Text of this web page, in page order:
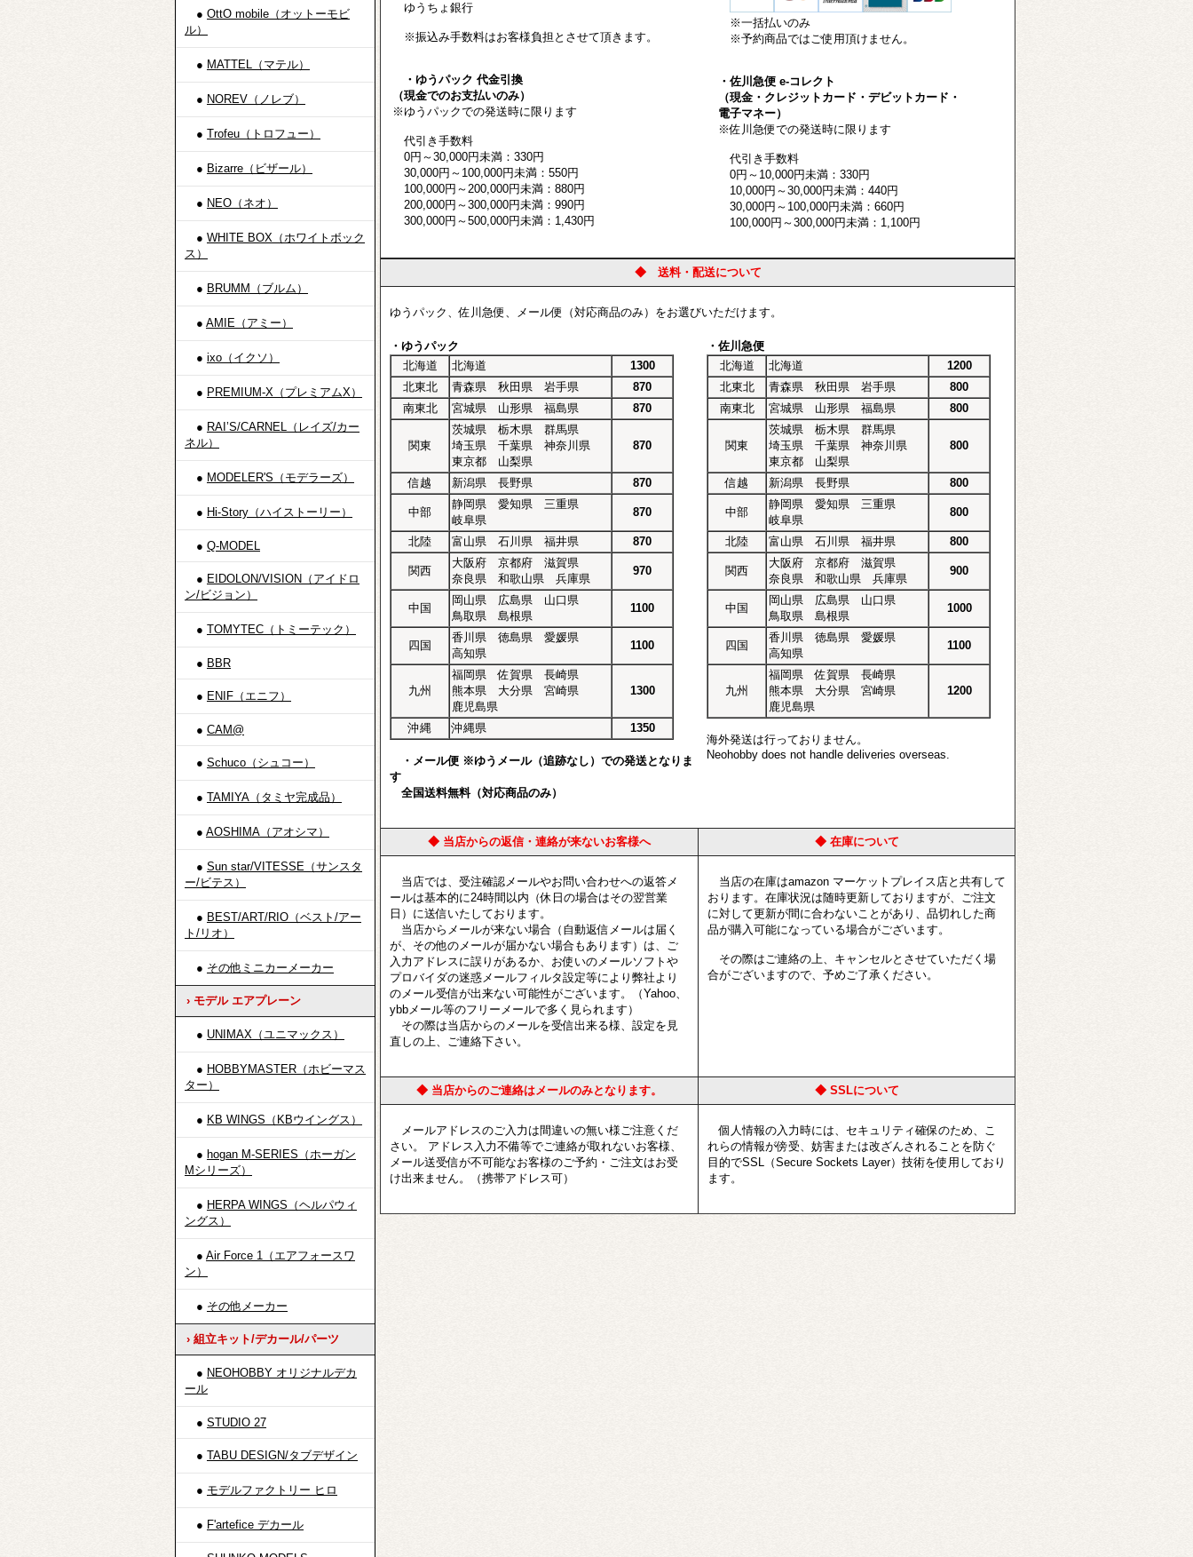
● OttO mobile（オットーモビ
ル）
● MATTEL（マテル）
● NOREV（ノレブ）
● Trofeu（トロフュー）
● Bizarre（ビザール）
● NEO（ネオ）
● WHITE BOX（ホワイトボック
ス）
● BRUMM（ブルム）
● AMIE（アミー）
● ixo（イクソ）
● PREMIUM-X（プレミアムX）
● RAI’S/CARNEL（レイズ/カー
ネル）
● MODELER'S（モデラーズ）
● Hi-Story（ハイストーリー）
● Q-MODEL
● EIDOLON/VISION（アイドロ
ン/ビジョン）
● TOMYTEC（トミーテック）
● BBR
● ENIF（エニフ）
● CAM@
● Schuco（シュコー）
● TAMIYA（タミヤ完成品）
● AOSHIMA（アオシマ）
● Sun star/VITESSE（サンスタ
ー/ビテス）
● BEST/ART/RIO（ベスト/アー
ト/リオ）
● その他ミニカーメーカー
› モデル エアプレーン
● UNIMAX（ユニマックス）
● HOBBYMASTER（ホビーマス
ター）
● KB WINGS（KBウイングス）
● hogan M-SERIES（ホーガン
Mシリーズ）
● HERPA WINGS（ヘルパウィ
ングス）
● Air Force 1（エアフォースワ
ン）
● その他メーカー
› 組立キット/デカール/パーツ
● NEOHOBBY オリジナルデカ
ール
● STUDIO 27
● TABU DESIGN/タブデザイン
● モデルファクトリー ヒロ
● F'artefice デカール
ゆうちょ銀行
※振込み手数料はお客様負担とさせて頂きます。
・ゆうパック 代金引換
（現金でのお支払いのみ）
※ゆうパックでの発送時に限ります
代引き手数料
0円～30,000円未満：330円
30,000円～100,000円未満：550円
100,000円～200,000円未満：880円
200,000円～300,000円未満：990円
300,000円～500,000円未満：1,430円
※一括払いのみ
※予約商品ではご使用頂けません。
・佐川急便 e-コレクト
（現金・クレジットカード・デビットカード・
電子マネー）
※佐川急便での発送時に限ります
代引き手数料
0円～10,000円未満：330円
10,000円～30,000円未満：440円
30,000円～100,000円未満：660円
100,000円～300,000円未満：1,100円
◆ 送料・配送について
ゆうパック、佐川急便、メール便（対応商品のみ）をお選びいただけます。
・ゆうパック
北海道
北海道
1300
北東北
青森県 秋田県 岩手県
870
南東北
宮城県 山形県 福島県 870
関東
茨城県 栃木県 群馬県
埼玉県 千葉県 神奈川県
東京都 山梨県
870
信越 新潟県 長野県 870
中部
静岡県 愛知県 三重県
岐阜県
870
北陸 富山県 石川県 福井県 870
関西
大阪府 京都府 滋賀県
奈良県 和歌山県 兵庫県
970
中国
岡山県 広島県 山口県
鳥取県 島根県
1100
四国
香川県 徳島県 愛媛県
高知県
1100
九州
福岡県 佐賀県 長崎県
熊本県 大分県 宮崎県
鹿児島県
1300
沖縄 沖縄県 1350
・メール便 ※ゆうメール（追跡なし）での発送となりま
す
全国送料無料（対応商品のみ）
・佐川急便
北海道
北海道
1200
北東北
青森県 秋田県 岩手県
800
南東北
宮城県 山形県 福島県 800
関東
茨城県 栃木県 群馬県
埼玉県 千葉県 神奈川県
東京都 山梨県
800
信越 新潟県 長野県 800
中部
静岡県 愛知県 三重県
岐阜県
800
北陸 富山県 石川県 福井県 800
関西
大阪府 京都府 滋賀県
奈良県 和歌山県 兵庫県
900
中国
岡山県 広島県 山口県
鳥取県 島根県
1000
四国
香川県 徳島県 愛媛県
高知県
1100
九州
福岡県 佐賀県 長崎県
熊本県 大分県 宮崎県
鹿児島県
1200
海外発送は行っておりません。
Neohobby does not handle deliveries overseas.
◆ 当店からの返信・連絡が来ないお客様へ ◆ 在庫について
当店では、受注確認メールやお問い合わせへの返答メ
ールは基本的に24時間以内（休日の場合はその翌営業
日）に送信いたしております。
当店からメールが来ない場合（自動返信メールは届く
が、その他のメールが届かない場合もあります）は、ご
入力アドレスに誤りがあるか、お使いのメールソフトや
プロバイダの迷惑メールフィルタ設定等により弊社より
のメール受信が出来ない可能性がございます。（Yahoo、
ybbメール等のフリーメールで多く見られます）
その際は当店からのメールを受信出来る様、設定を見
直しの上、ご連絡下さい。
当店の在庫はamazon マーケットプレイス店と共有して
おります。在庫状況は随時更新しておりますが、ご注文
に対して更新が間に合わないことがあり、品切れした商
品が購入可能になっている場合がございます。
その際はご連絡の上、キャンセルとさせていただく場
合がございますので、予めご了承ください。
◆ 当店からのご連絡はメールのみとなります。 ◆ SSLについて
メールアドレスのご入力は間違いの無い様ご注意くだ
さい。 アドレス入力不備等でご連絡が取れないお客様、
メール送受信が不可能なお客様のご予約・ご注文はお受
け出来ません。（携帯アドレス可）
個人情報の入力時には、セキュリティ確保のため、こ
れらの情報が傍受、妨害または改ざんされることを防ぐ
目的でSSL（Secure Sockets Layer）技術を使用しており
ます。